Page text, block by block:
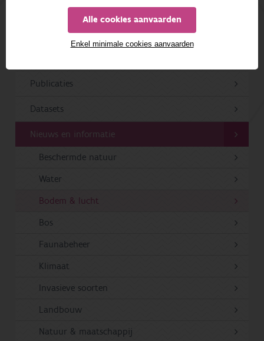
Alle cookies aanvaarden
Enkel minimale cookies aanvaarden
BODEM & LUCHT
ONDERZOEK & RESULTATEN
Publicaties
Datasets
Nieuws en informatie
Beschermde natuur
Water
Bodem & lucht
Bos
Faunabeheer
Klimaat
Invasieve soorten
Landbouw
Natuur & maatschappij